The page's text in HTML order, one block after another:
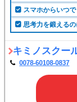
スマホからいつ
思考力を鍛える
キミノスクー
0078-60108-0837